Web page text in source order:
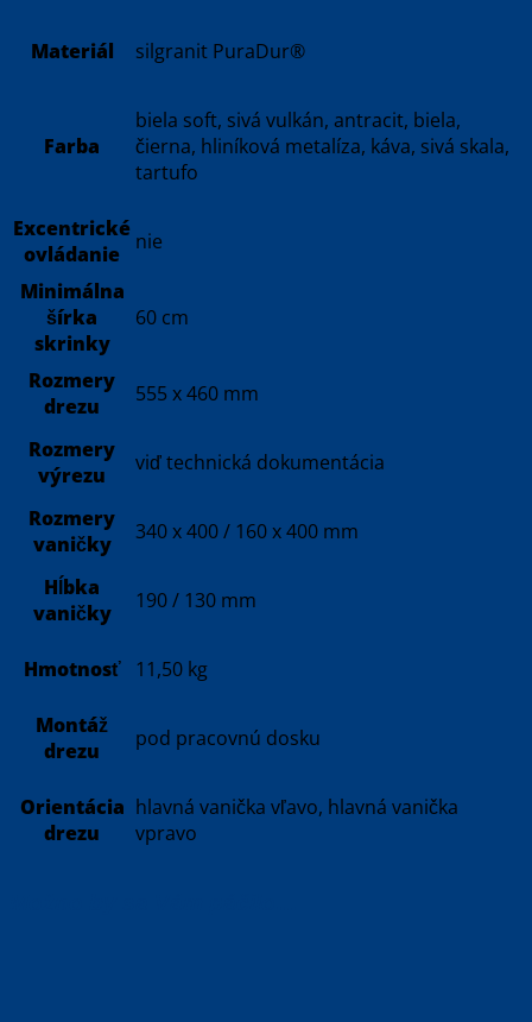
Materiál silgranit PuraDur®
Farba
biela soft, sivá vulkán, antracit, biela,
čierna, hliníková metalíza, káva, sivá skala,
tartufo
Excentrické
ovládanie
nie
Minimálna
šírka
skrinky
60 cm
Rozmery
drezu
555 x 460 mm
Rozmery
výrezu
viď technická dokumentácia
Rozmery
vaničky
340 x 400 / 160 x 400 mm
Hĺbka
vaničky
190 / 130 mm
Hmotnosť 11,50 kg
Montáž
drezu
pod pracovnú dosku
Orientácia
drezu
hlavná vanička vľavo, hlavná vanička
vpravo